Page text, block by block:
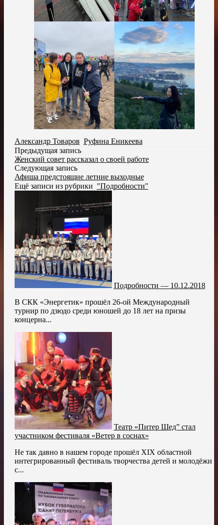
Александр Товаров Руфина Еникеева
Предыдущая запись
Женский совет рассказал о своей работе
Следующая запись
Афиша предстоящие летние выходные
Ещё записи из рубрики "Подробности"
Подробности — 10.12.2018
В СКК «Энергетик» прошёл 26-ой Международный
турнир по дзюдо среди юношей до 18 лет на призы
концерна...
Театр «Питер Шед” стал
участником фестиваля «Ветер в соснах»
Не так давно в нашем городе прошёл XIX областной
интегрированный фестиваль творчества детей и молодёжи
с...